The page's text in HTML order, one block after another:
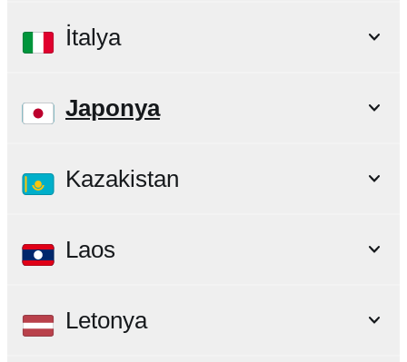
İtalya
Japonya
Kazakistan
Laos
Letonya